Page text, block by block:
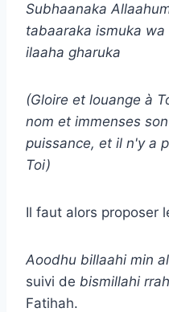
Subhaanaka
tabaaraka ismuka
ilaaha gharuka
(Gloire et louange à
nom et immenses
puissance, et il n'y a
Toi)
Il faut alors proposer
Aoodhu billaahi min
suivi de bismillahi
Fatihah.